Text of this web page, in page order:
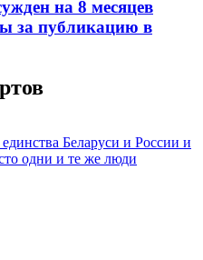
на 8 месяцев
за публикацию в
Беларуси и России и
одни и те же люди